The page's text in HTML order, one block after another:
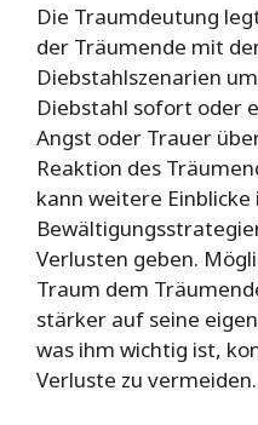
Die Traumdeutung
der Träumende mit
Diebstahlszenarien
Diebstahl sofort oder
Angst oder Trauer
Reaktion des
kann weitere Einblicke
Verlusten geben.
Traum dem
stärker auf seine
was ihm wichtig ist,
Verluste zu vermeiden.